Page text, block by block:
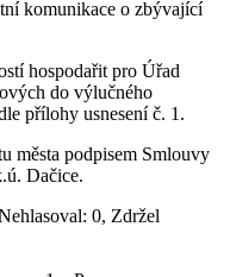
komunikace o zbývající
hospodařit pro Úřad
do výlučného
přílohy usnesení č. 1.
města podpisem Smlouvy
Dačice.
0, Zdržel